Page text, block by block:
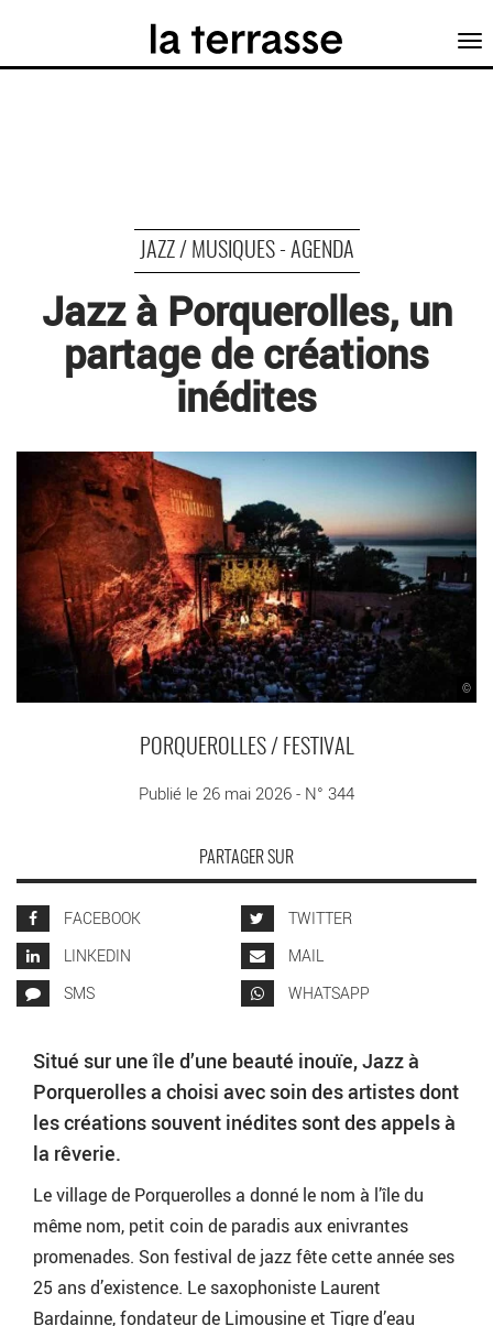
JAZZ / MUSIQUES - AGENDA
Jazz à Porquerolles, un
partage de créations
inédites
©
PORQUEROLLES / FESTIVAL
Publié le 26 mai 2026 - N° 344
PARTAGER SUR
FACEBOOK
TWITTER
LINKEDIN
MAIL
SMS
WHATSAPP
Situé sur une île d’une beauté inouïe, Jazz à
Porquerolles a choisi avec soin des artistes dont
les créations souvent inédites sont des appels à
la rêverie.
Le village de Porquerolles a donné le nom à l’île du
même nom, petit coin de paradis aux enivrantes
promenades. Son festival de jazz fête cette année ses
25 ans d’existence. Le saxophoniste Laurent
Bardainne, fondateur de Limousine et Tigre d’eau